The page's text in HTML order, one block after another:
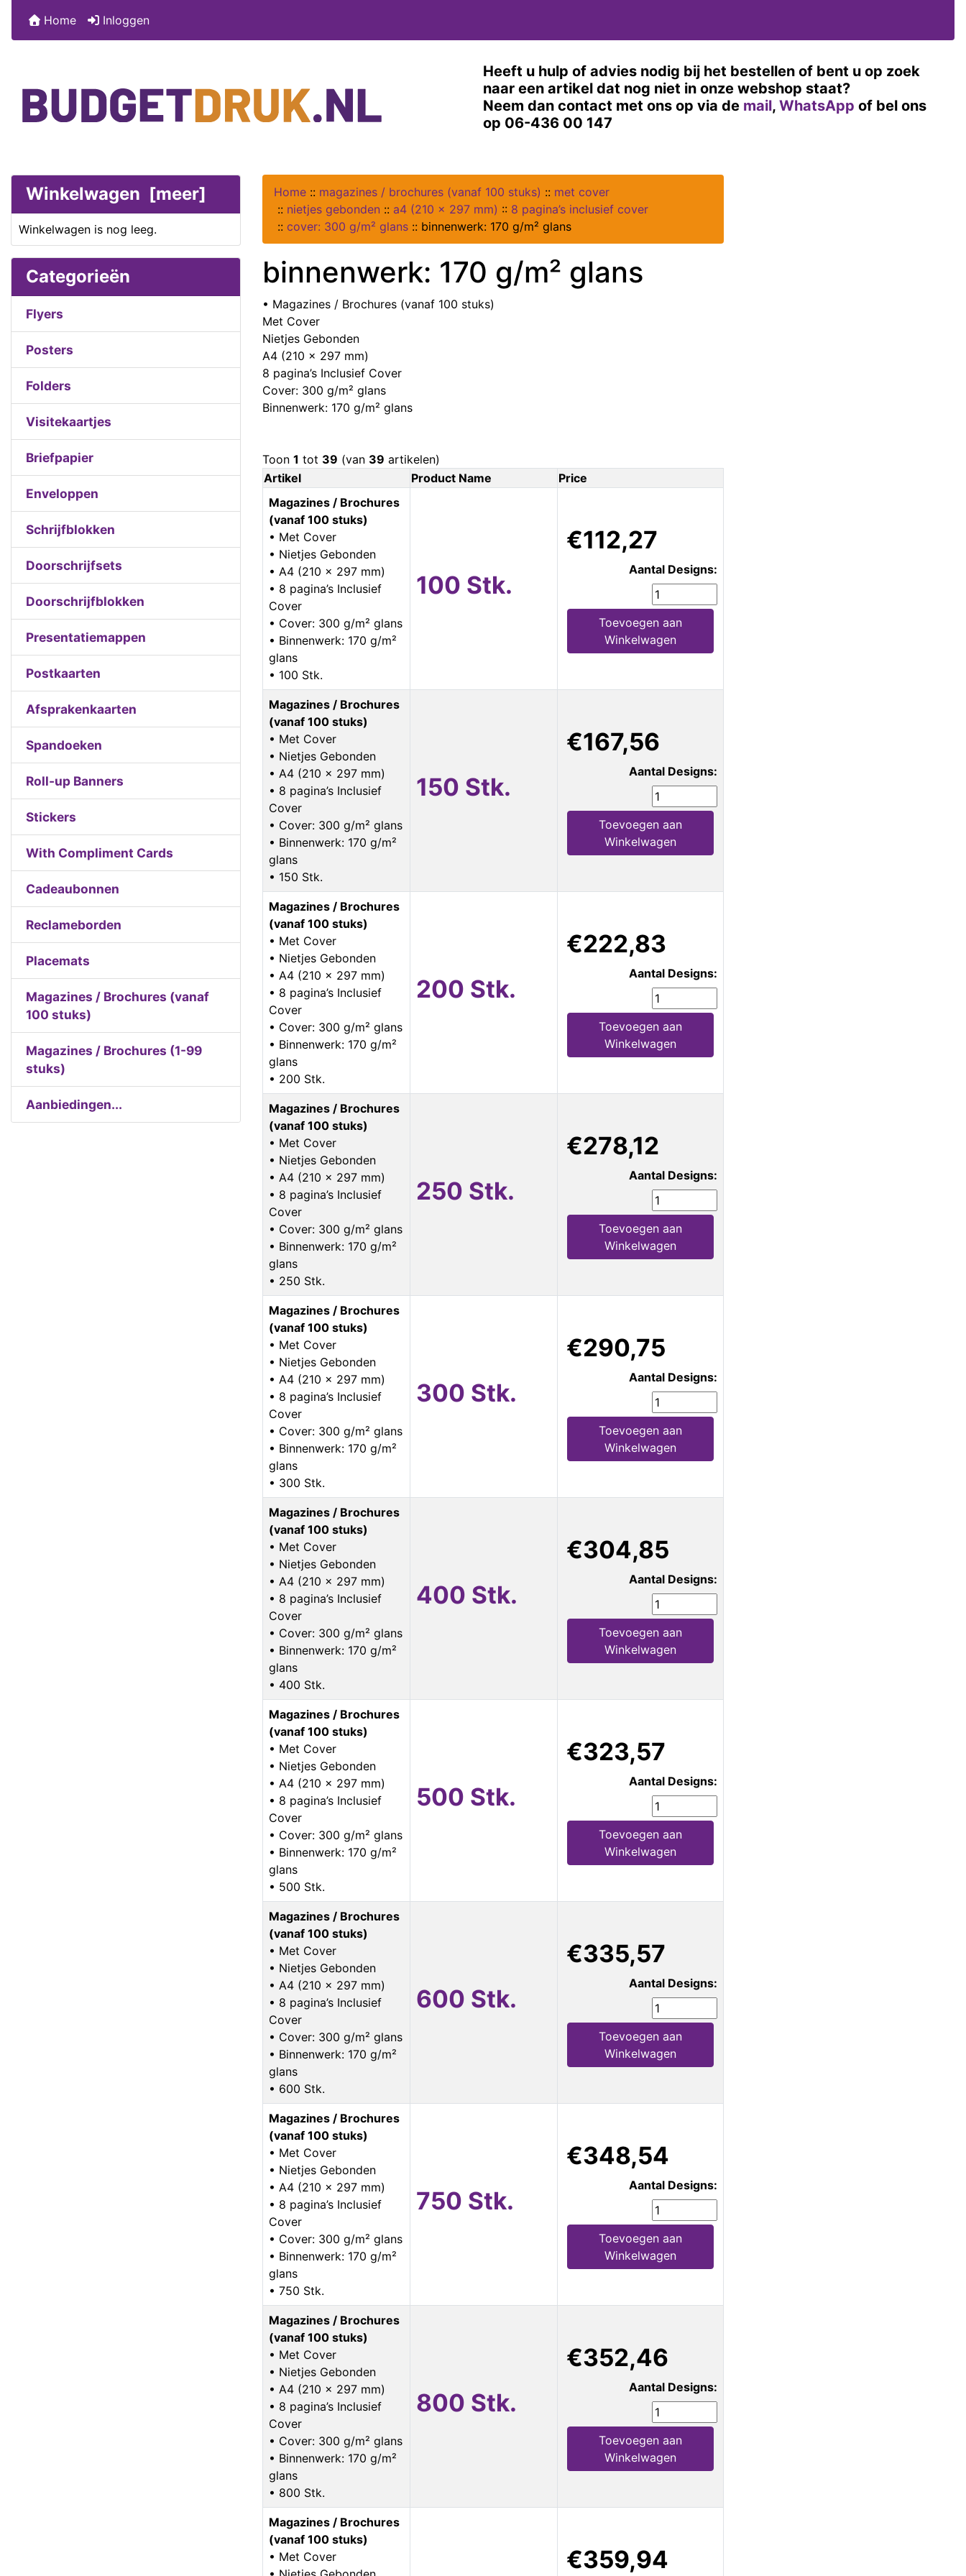
Home Inloggen
Heeft u hulp of advies nodig bij het bestellen of bent u op zoek
naar een artikel dat nog niet in onze webshop staat?
Neem dan contact met ons op via de mail, WhatsApp of bel ons
op 06-436 00 147
Winkelwagen [meer]
Winkelwagen is nog leeg.
Categorieën
Flyers
Posters
Folders
Visitekaartjes
Briefpapier
Enveloppen
Schrijfblokken
Doorschrijfsets
Doorschrijfblokken
Presentatiemappen
Postkaarten
Afsprakenkaarten
Spandoeken
Roll-up Banners
Stickers
With Compliment Cards
Cadeaubonnen
Reclameborden
Placemats
Magazines / Brochures (vanaf
100 stuks)
Magazines / Brochures (1-99
stuks)
Aanbiedingen...
Home :: magazines / brochures (vanaf 100 stuks) :: met cover
:: nietjes gebonden :: a4 (210 x 297 mm) :: 8 pagina’s inclusief cover
:: cover: 300 g/m² glans :: binnenwerk: 170 g/m² glans
binnenwerk: 170 g/m² glans
• Magazines / Brochures (vanaf 100 stuks)
Met Cover
Nietjes Gebonden
A4 (210 x 297 mm)
8 pagina’s Inclusief Cover
Cover: 300 g/m² glans
Binnenwerk: 170 g/m² glans
Toon 1 tot 39 (van 39 artikelen)
Artikel
Product Name
Price
Magazines / Brochures
(vanaf 100 stuks)
• Met Cover
• Nietjes Gebonden
• A4 (210 x 297 mm)
• 8 pagina’s Inclusief
Cover
• Cover: 300 g/m² glans
• Binnenwerk: 170 g/m²
glans
• 100 Stk.
100 Stk.
€112,27
Aantal Designs:
Toevoegen aan
Winkelwagen
Magazines / Brochures
(vanaf 100 stuks)
• Met Cover
• Nietjes Gebonden
• A4 (210 x 297 mm)
• 8 pagina’s Inclusief
Cover
• Cover: 300 g/m² glans
• Binnenwerk: 170 g/m²
glans
• 150 Stk.
150 Stk.
€167,56
Aantal Designs:
Toevoegen aan
Winkelwagen
Magazines / Brochures
(vanaf 100 stuks)
• Met Cover
• Nietjes Gebonden
• A4 (210 x 297 mm)
• 8 pagina’s Inclusief
Cover
• Cover: 300 g/m² glans
• Binnenwerk: 170 g/m²
glans
• 200 Stk.
200 Stk.
€222,83
Aantal Designs:
Toevoegen aan
Winkelwagen
Magazines / Brochures
(vanaf 100 stuks)
• Met Cover
• Nietjes Gebonden
• A4 (210 x 297 mm)
• 8 pagina’s Inclusief
Cover
• Cover: 300 g/m² glans
• Binnenwerk: 170 g/m²
glans
• 250 Stk.
250 Stk.
€278,12
Aantal Designs:
Toevoegen aan
Winkelwagen
Magazines / Brochures
(vanaf 100 stuks)
• Met Cover
• Nietjes Gebonden
• A4 (210 x 297 mm)
• 8 pagina’s Inclusief
Cover
• Cover: 300 g/m² glans
• Binnenwerk: 170 g/m²
glans
• 300 Stk.
300 Stk.
€290,75
Aantal Designs:
Toevoegen aan
Winkelwagen
Magazines / Brochures
(vanaf 100 stuks)
• Met Cover
• Nietjes Gebonden
• A4 (210 x 297 mm)
• 8 pagina’s Inclusief
Cover
• Cover: 300 g/m² glans
• Binnenwerk: 170 g/m²
glans
• 400 Stk.
400 Stk.
€304,85
Aantal Designs:
Toevoegen aan
Winkelwagen
Magazines / Brochures
(vanaf 100 stuks)
• Met Cover
• Nietjes Gebonden
• A4 (210 x 297 mm)
• 8 pagina’s Inclusief
Cover
• Cover: 300 g/m² glans
• Binnenwerk: 170 g/m²
glans
• 500 Stk.
500 Stk.
€323,57
Aantal Designs:
Toevoegen aan
Winkelwagen
Magazines / Brochures
(vanaf 100 stuks)
• Met Cover
• Nietjes Gebonden
• A4 (210 x 297 mm)
• 8 pagina’s Inclusief
Cover
• Cover: 300 g/m² glans
• Binnenwerk: 170 g/m²
glans
• 600 Stk.
600 Stk.
€335,57
Aantal Designs:
Toevoegen aan
Winkelwagen
Magazines / Brochures
(vanaf 100 stuks)
• Met Cover
• Nietjes Gebonden
• A4 (210 x 297 mm)
• 8 pagina’s Inclusief
Cover
• Cover: 300 g/m² glans
• Binnenwerk: 170 g/m²
glans
• 750 Stk.
750 Stk.
€348,54
Aantal Designs:
Toevoegen aan
Winkelwagen
Magazines / Brochures
(vanaf 100 stuks)
• Met Cover
• Nietjes Gebonden
• A4 (210 x 297 mm)
• 8 pagina’s Inclusief
Cover
• Cover: 300 g/m² glans
• Binnenwerk: 170 g/m²
glans
• 800 Stk.
800 Stk.
€352,46
Aantal Designs:
Toevoegen aan
Winkelwagen
Magazines / Brochures
(vanaf 100 stuks)
• Met Cover
€359,94